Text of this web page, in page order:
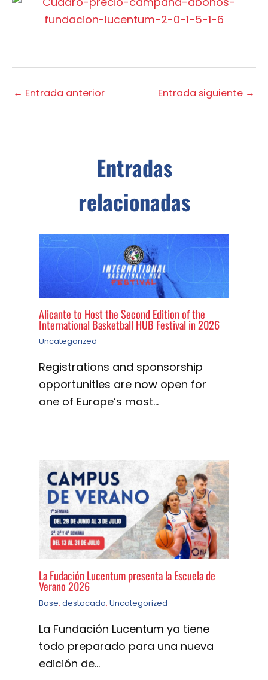
← Entrada anterior Entrada siguiente →
Entradas
relacionadas
Alicante to Host the Second Edition of the
International Basketball HUB Festival in 2026
Uncategorized
Registrations and sponsorship
opportunities are now open for
one of Europe’s most…
La Fudación Lucentum presenta la Escuela de
Verano 2026
Base, destacado, Uncategorized
La Fundación Lucentum ya tiene
todo preparado para una nueva
edición de…